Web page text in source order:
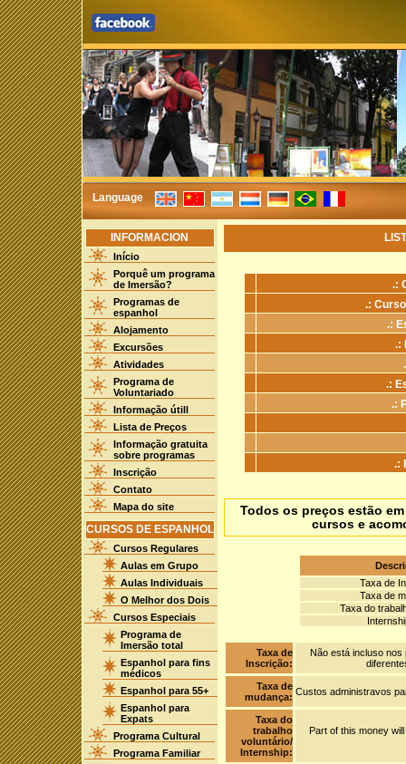
Language
INFORMACION
Início
Porquê um programa
de Imersão?
Programas de
espanhol
Alojamento
Excursões
Atividades
Programa de
Voluntariado
Informação útill
Lista de Preços
Informação gratuita
sobre programas
Inscrição
Contato
Mapa do site
CURSOS DE ESPANHOL
Cursos Regulares
Aulas em Grupo
Aulas Individuais
O Melhor dos Dois
Cursos Especiais
Programa de
Imersão total
Espanhol para fins
médicos
Espanhol para 55+
Espanhol para
Expats
Programa Cultural
Programa Familiar
.:
.:
.:
.:
.:
.:
.:
Todos os preços estão
cursos e
Taxa de
Taxa de
Taxa do
Taxa de
Inscrição:
Não está incluso
Taxa de
mudança: Custos administravos
Taxa do
trabalho
voluntário/
Internship:
Part of this money